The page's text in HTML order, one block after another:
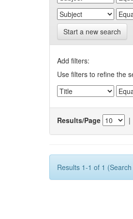
Start a new search
Add filters:
Use filters to refine the
Results/Page |
Results 1-1 of 1